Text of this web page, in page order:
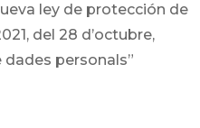
ley de protección de
del 28 d’octubre,
personals”